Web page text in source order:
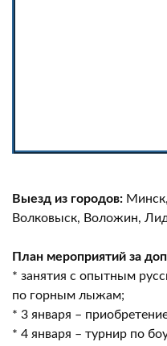
Выезд из городов:
Волковыск, Воложин,
План мероприятий за
* занятия с опытным
по горным лыжам;
* 3 января –
* 4 января – турнир по